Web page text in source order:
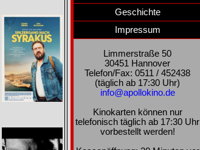
Geschichte
Impressum
Limmerstraße 50
30451 Hannover
Telefon/Fax: 0511 / 452438
(täglich ab 17:30 Uhr)
info@apollokino.de
Kinokarten können nur
telefonisch täglich ab 17:30 Uhr
vorbestellt werden!